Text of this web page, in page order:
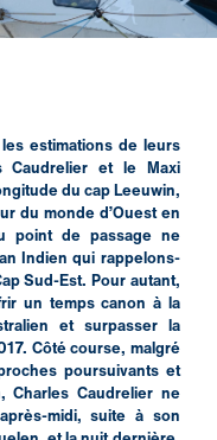
estimations de leurs
Caudrelier et le Maxi
du cap Leeuwin,
du monde d’Ouest en
point de passage ne
Indien qui rappelons-
Sud-Est. Pour autant,
un temps canon à la
et surpasser la
Côté course, malgré
poursuivants et
Charles Caudrelier ne
midi, suite à son